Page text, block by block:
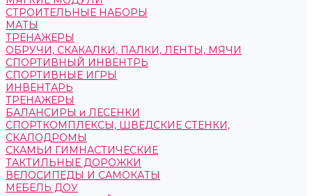
СТРОИТЕЛЬНЫЕ НАБОРЫ
МАТЫ
ТРЕНАЖЕРЫ
ОБРУЧИ, СКАКАЛКИ, ПАЛКИ, ЛЕНТЫ, МЯЧИ
СПОРТИВНЫЙ ИНВЕНТРЬ
СПОРТИВНЫЕ ИГРЫ
ИНВЕНТАРЬ
ТРЕНАЖЕРЫ
БАЛАНСИРЫ и ЛЕСЕНКИ
СПОРТКОМПЛЕКСЫ, ШВЕДСКИЕ СТЕНКИ,
СКАЛОДРОМЫ
СКАМЬИ ГИМНАСТИЧЕСКИЕ
ТАКТИЛЬНЫЕ ДОРОЖКИ
ВЕЛОСИПЕДЫ И САМОКАТЫ
МЕБЕЛЬ ДОУ